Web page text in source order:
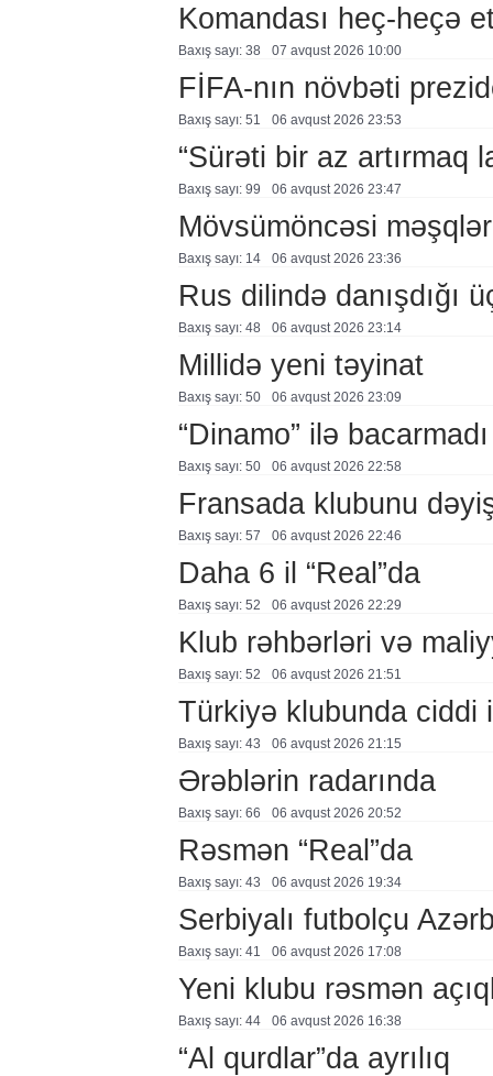
Komandası heç-heçə
Baxış sayı: 38 07 avqust 2026 10:00
FİFA-nın növbəti
Baxış sayı: 51 06 avqust 2026 23:53
“Sürəti bir az artırmaq
Baxış sayı: 99 06 avqust 2026 23:47
Mövsümöncəsi
Baxış sayı: 14 06 avqust 2026 23:36
Rus dilində danışdığı
Baxış sayı: 48 06 avqust 2026 23:14
Millidə yeni təyinat
Baxış sayı: 50 06 avqust 2026 23:09
“Dinamo” ilə bacarmadı
Baxış sayı: 50 06 avqust 2026 22:58
Fransada klubunu
Baxış sayı: 57 06 avqust 2026 22:46
Daha 6 il “Real”da
Baxış sayı: 52 06 avqust 2026 22:29
Klub rəhbərləri və
Baxış sayı: 52 06 avqust 2026 21:51
Türkiyə klubunda ciddi
Baxış sayı: 43 06 avqust 2026 21:15
Ərəblərin radarında
Baxış sayı: 66 06 avqust 2026 20:52
Rəsmən “Real”da
Baxış sayı: 43 06 avqust 2026 19:34
Serbiyalı futbolçu
Baxış sayı: 41 06 avqust 2026 17:08
Yeni klubu rəsmən
Baxış sayı: 44 06 avqust 2026 16:38
“Al qurdlar”da ayrılıq